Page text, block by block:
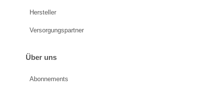
Hersteller
Versorgungspartner
Über uns
Abonnements